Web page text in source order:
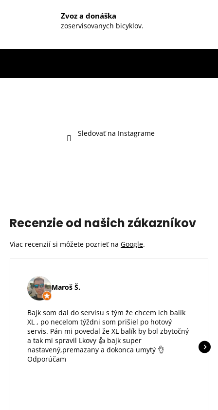
Zvoz a donáška
zoservisovanych bicyklov.
Sledovať na Instagrame
Recenzie od našich zákazníkov
Viac recenzií si môžete pozrieť na Google.
Maroš Š.
Bajk som dal do servisu s tým že chcem ich balík
XL , po necelom týždni som prišiel po hotový
servis. Pán mi povedal že XL balík by bol zbytočný
a tak mi spravil Lkovy 👍 bajk super
nastavený,premazany a dokonca umytý 👌
Odporúčam